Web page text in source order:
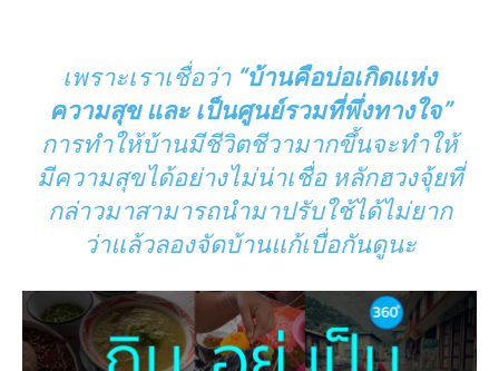
เพราะเราเชื่อว่า “บ้านคือบ่อเกิดแห่ง
ความสุข และ เป็นศูนย์รวมที่พึ่งทางใจ”
การทำให้บ้านมีชีวิตชีวามากขึ้นจะทำให้
มีความสุขได้อย่างไม่น่าเชื่อ หลักฮวงจุ้ยที่
กล่าวมาสามารถนำมาปรับใช้ได้ไม่ยาก
ว่าแล้วลองจัดบ้านแก้เบื่อกันดูนะ